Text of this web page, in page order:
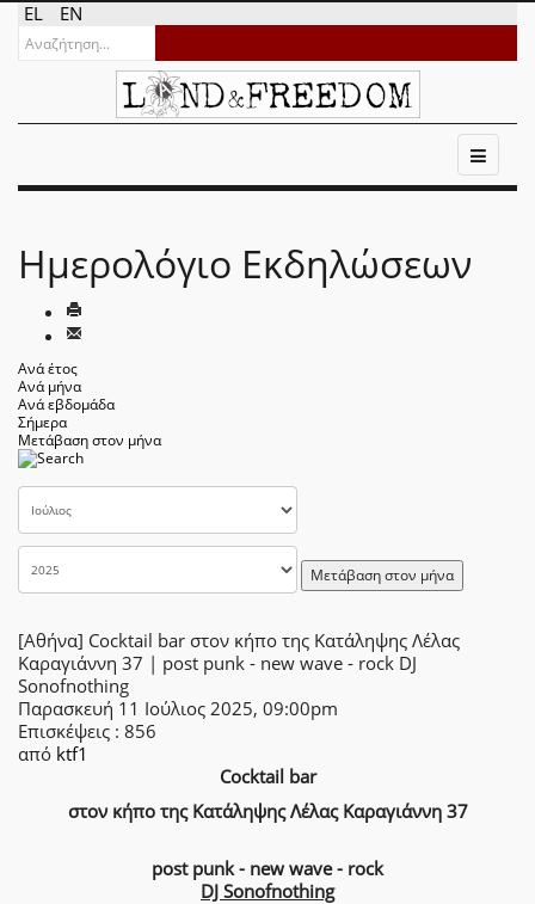
EL EN
Ημερολόγιο Εκδηλώσεων
Ανά έτος
Ανά μήνα
Ανά εβδομάδα
Σήμερα
Μετάβαση στον μήνα
Μετάβαση στον μήνα
[Αθήνα] Cocktail bar στον κήπο της Κατάληψης Λέλας
Καραγιάννη 37 | post punk - new wave - rock DJ
Sonofnothing
Παρασκευή 11 Ιούλιος 2025, 09:00pm
Επισκέψεις : 856
από ktf1
Cocktail bar
στον κήπο της Κατάληψης Λέλας Καραγιάννη 37
post punk - new wave - rock
DJ Sonofnothing